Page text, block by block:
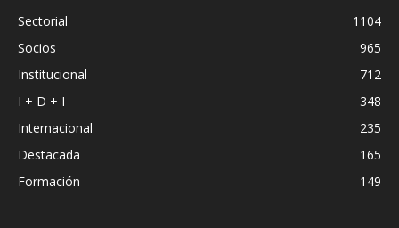
Sectorial
1104
Socios
965
Institucional
712
I + D + I
348
Internacional
235
Destacada
165
Formación
149